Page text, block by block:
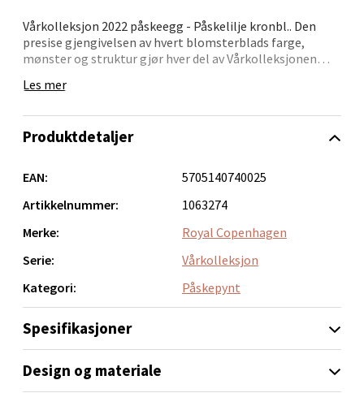
Vårkolleksjon 2022 påskeegg - Påskelilje kronbl.. Den
presise gjengivelsen av hvert blomsterblads farge,
mønster og struktur gjør hver del av Vårkolleksjonen
vårblomster og er en kolleksjon, som både er dekorativ
Les mer
Produktdetaljer
EAN:
5705140740025
Artikkelnummer:
1063274
Merke:
Royal Copenhagen
Serie:
Vårkolleksjon
Kategori:
Påskepynt
Spesifikasjoner
Design og materiale
Molde - Moldetorget
Torget 1, 6413 Molde
0 i butikk
Narvik - Thon Senter
Malmporten
Åpent i dag 10-18